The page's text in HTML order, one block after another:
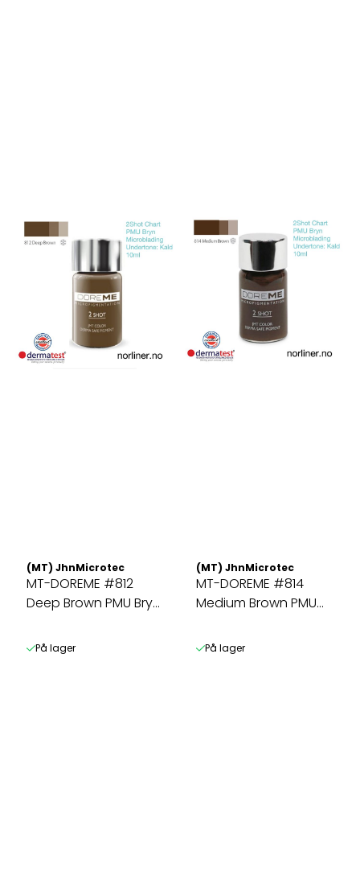
(MT) JhnMicrotec
MT-DOREME #812
Deep Brown PMU Bryn
På lager
(MT) JhnMicrotec
MT-DOREME #814
Medium Brown PMU
På lager